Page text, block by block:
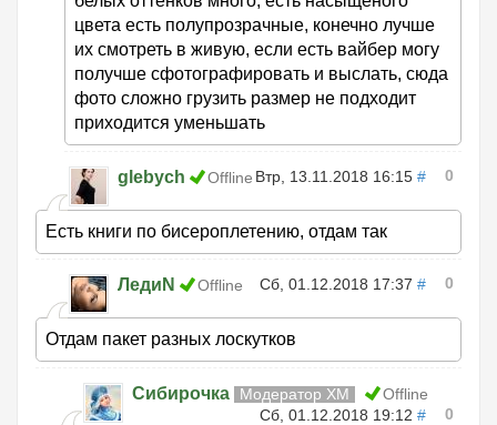
цвета есть полупрозрачные, конечно лучше
их смотреть в живую, если есть вайбер могу
получше сфотографировать и выслать, сюда
фото сложно грузить размер не подходит
приходится уменьшать
glebych Offline Втр, 13.11.2018 16:15 # 0
Есть книги по бисероплетению, отдам так
ЛедиN Offline Сб, 01.12.2018 17:37 # 0
Отдам пакет разных лоскутков
Сибирочка Модератор ХМ
Offline
Сб, 01.12.2018 19:12 # 0